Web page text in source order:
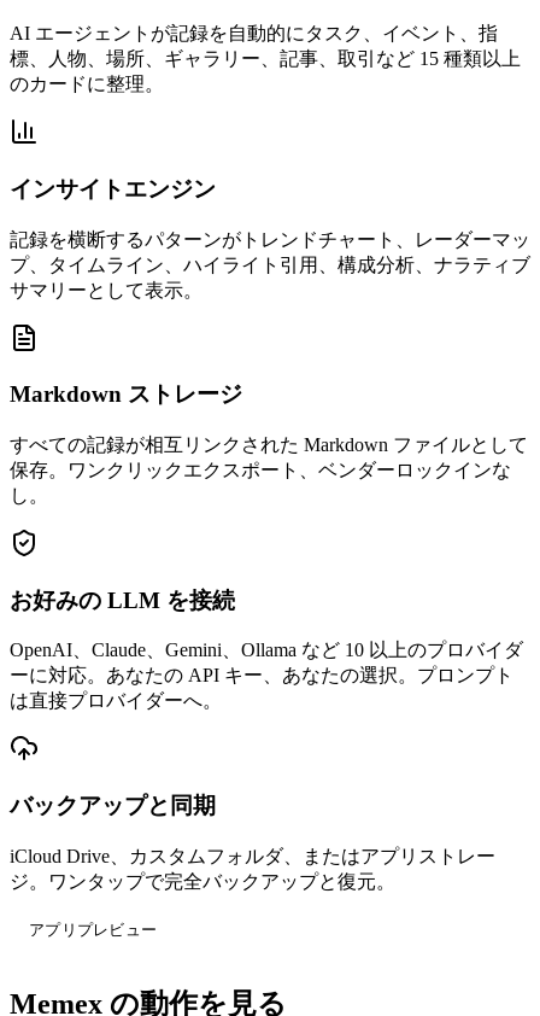
AI エージェントが記録を自動的にタスク、イベント、指
標、人物、場所、ギャラリー、記事、取引など 15 種類以上
のカードに整理。
インサイトエンジン
記録を横断するパターンがトレンドチャート、レーダーマッ
プ、タイムライン、ハイライト引用、構成分析、ナラティブ
サマリーとして表示。
Markdown ストレージ
すべての記録が相互リンクされた Markdown ファイルとして
保存。ワンクリックエクスポート、ベンダーロックインな
し。
お好みの LLM を接続
OpenAI、Claude、Gemini、Ollama など 10 以上のプロバイダ
ーに対応。あなたの API キー、あなたの選択。プロンプト
は直接プロバイダーへ。
バックアップと同期
iCloud Drive、カスタムフォルダ、またはアプリストレー
ジ。ワンタップで完全バックアップと復元。
アプリプレビュー
Memex の動作を見る